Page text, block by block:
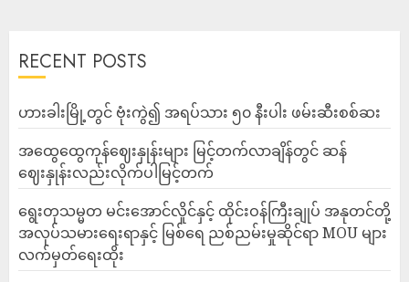
RECENT POSTS
ဟားခါးမြို့တွင် ဗုံးကွဲ၍ အရပ်သား ၅၀ နီးပါး ဖမ်းဆီးစစ်ဆး
အထွေထွေကုန်ဈေးနှုန်းများ မြင့်တက်လာချိန်တွင် ဆန်
ဈေးနှုန်းလည်းလိုက်ပါမြင့်တက်
ရွေးတုသမ္မတ မင်းအောင်လှိုင်နှင့် ထိုင်းဝန်ကြီးချုပ် အနုတင်တို့
အလုပ်သမားရေးရာနှင့် မြစ်ရေ ညစ်ညမ်းမှုဆိုင်ရာ MOU များ
လက်မှတ်ရေးထိုး